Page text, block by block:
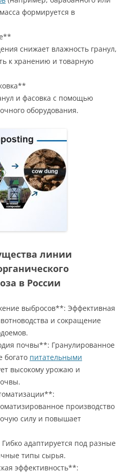
формируется в
снижает влажность гранул,
к хранению и товарную
и фасовка с помощью
оборудования.
линии
в России
выбросов**: Эффективная
и сокращение
почвы**: Гранулированное
богато питательными
высокому урожаю и
производство
силу и повышает
адаптируется под разные
типы сырья.
эффективность**: